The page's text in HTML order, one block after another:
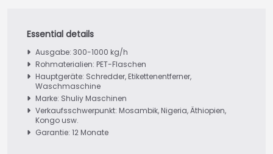
Ausgabe: 300-1000 kg/h
Rohmaterialien: PET-Flaschen
Hauptgeräte: Schredder, Etikettenentferner,
Waschmaschine
Marke: Shuliy Maschinen
Verkaufsschwerpunkt: Mosambik, Nigeria, Äthiopien,
Kongo usw.
Garantie: 12 Monate